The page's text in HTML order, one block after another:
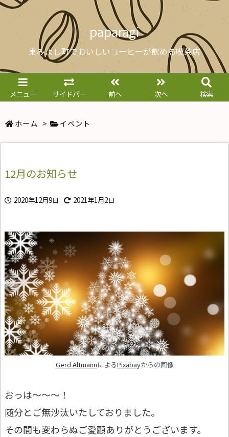
paparagi
東みよし町でおいしいコーヒーが飲める喫茶店
メニュー サイドバー 前へ 次へ 検索
ホーム > イベント
12月のお知らせ
2020年12月9日 2021年1月2日
Gerd AltmannによるPixabayからの画像
おっは〜〜〜！
随分とご無沙汰いたしておりました。
その間も変わらぬご愛顧ありがとうございます。